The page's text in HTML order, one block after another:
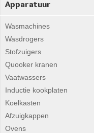
Apparatuur
Wasmachines
Wasdrogers
Stofzuigers
Quooker kranen
Vaatwassers
Inductie kookplaten
Koelkasten
Afzuigkappen
Ovens